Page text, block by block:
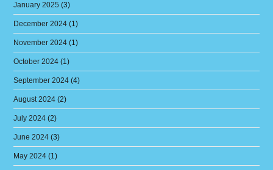
January 2025 (3)
December 2024 (1)
November 2024 (1)
October 2024 (1)
September 2024 (4)
August 2024 (2)
July 2024 (2)
June 2024 (3)
May 2024 (1)